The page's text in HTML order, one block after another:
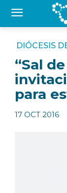
DIÓCESIS
“Sal
para
17 OCT 2016